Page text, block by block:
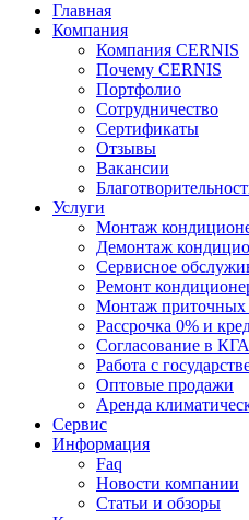
Главная
Компания
Компания CERNIS
Почему CERNIS
Портфолио
Сотрудничество
Сертификаты
Отзывы
Вакансии
Услуги
Монтаж
Демонтаж
Сервисное
Ремонт
Монтаж приточных
Рассрочка 0% и
Согласование в КГА
Работа с
Оптовые продажи
Аренда
Сервис
Информация
Faq
Новости компании
Статьи и обзоры